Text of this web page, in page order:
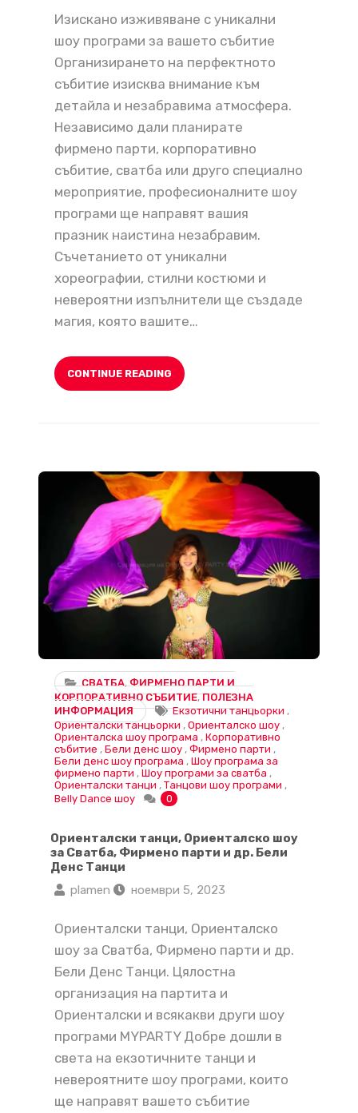
Изискано изживяване с уникални
шоу програми за вашето събитие
Организирането на перфектното
събитие изисква внимание към
детайла и незабравима атмосфера.
Независимо дали планирате
фирмено парти, корпоративно
събитие, сватба или друго специално
мероприятие, професионалните шоу
програми ще направят вашия
празник наистина незабравим.
Съчетанието от уникални
хореографии, стилни костюми и
невероятни изпълнители ще създаде
магия, която вашите…
CONTINUE READING
СВАТБА, ФИРМЕНО ПАРТИ И
КОРПОРАТИВНО СЪБИТИЕ,ПОЛЕЗНА
ИНФОРМАЦИЯ
Екзотични танцьорки ,
Ориенталски танцьорки , Ориенталско шоу ,
Ориенталска шоу програма , Корпоративно
събитие , Бели денс шоу , Фирмено парти ,
Бели денс шоу програма , Шоу програма за
фирмено парти , Шоу програми за сватба ,
Ориенталски танци , Танцови шоу програми ,
Belly Dance шоу
0
Ориенталски танци, Ориенталско шоу
за Сватба, Фирмено парти и др. Бели
Денс Танци
plamen
ноември 5, 2023
Ориенталски танци, Ориенталско
шоу за Сватба, Фирмено парти и др.
Бели Денс Танци. Цялостна
организация на партита и
Ориенталски и всякакви други шоу
програми MYPARTY Добре дошли в
света на екзотичните танци и
невероятните шоу програми, които
ще направят вашето събитие